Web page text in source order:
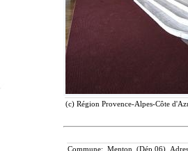
(c) Région Provence-Alpes-Côte
Commune: Menton (Dép.06)